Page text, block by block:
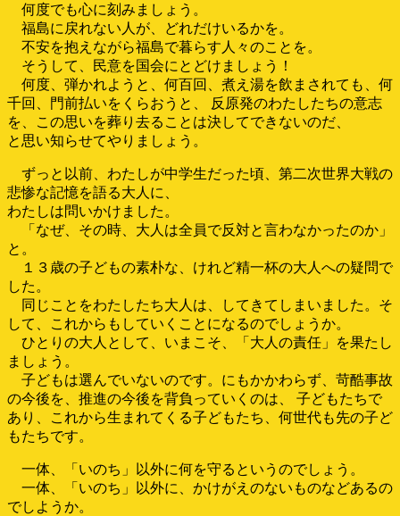
何度でも心に刻みましょう。
福島に戻れない人が、どれだけいるかを。
不安を抱えながら福島で暮らす人々のことを。
そうして、民意を国会にとどけましょう！
何度、弾かれようと、何百回、煮え湯を飲まされても、何
千回、門前払いをくらおうと、 反原発のわたしたちの意志
を、この思いを葬り去ることは決してできないのだ、
と思い知らせてやりましょう。
ずっと以前、わたしが中学生だった頃、第二次世界大戦の
悲惨な記憶を語る大人に、
わたしは問いかけました。
「なぜ、その時、大人は全員で反対と言わなかったのか」
と。
１３歳の子どもの素朴な、けれど精一杯の大人への疑問で
した。
同じことをわたしたち大人は、してきてしまいました。そ
して、これからもしていくことになるのでしょうか。
ひとりの大人として、いまこそ、「大人の責任」を果たし
ましょう。
子どもは選んでいないのです。にもかかわらず、苛酷事故
の今後を、推進の今後を背負っていくのは、 子どもたちで
あり、これから生まれてくる子どもたち、何世代も先の子ど
もたちです。
一体、「いのち」以外に何を守るというのでしょう。
一体、「いのち」以外に、かけがえのないものなどあるの
でしようか。